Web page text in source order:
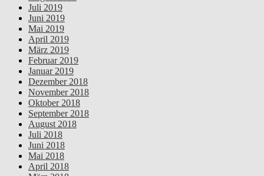
Juli 2019
Juni 2019
Mai 2019
April 2019
März 2019
Februar 2019
Januar 2019
Dezember 2018
November 2018
Oktober 2018
September 2018
August 2018
Juli 2018
Juni 2018
Mai 2018
April 2018